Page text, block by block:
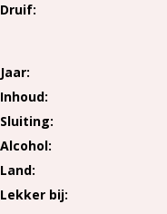
Druif
Jaar
Inhoud
Sluiting
Alcohol
Land
Lekker bij